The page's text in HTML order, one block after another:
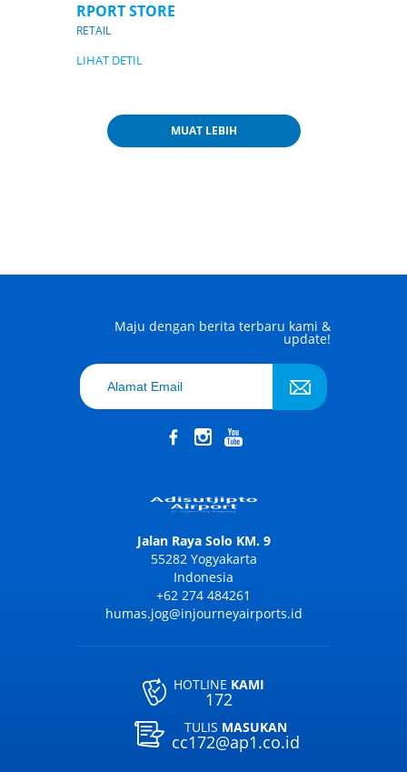
RPORT STORE
RETAIL
LIHAT DETIL
MUAT LEBIH
Maju dengan berita terbaru kami &
update!
Jalan Raya Solo KM. 9
55282 Yogyakarta
Indonesia
+62 274 484261
humas.jog@injourneyairports.id
HOTLINE KAMI
172
TULIS MASUKAN
cc172@ap1.co.id